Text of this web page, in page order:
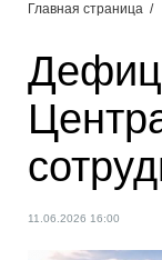
Главная страница /
11.06.2026 16:00